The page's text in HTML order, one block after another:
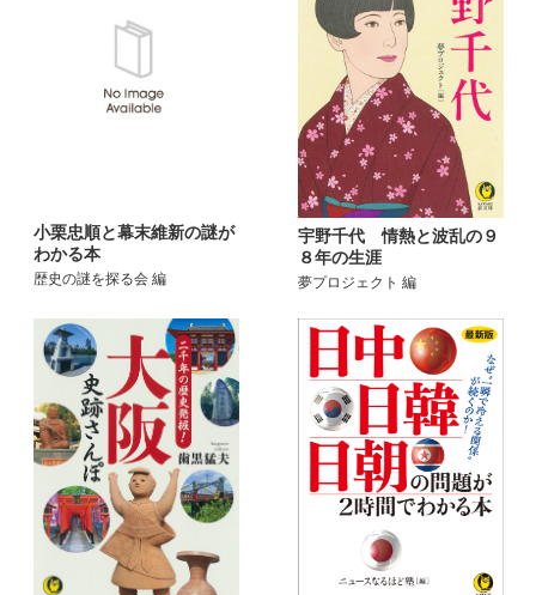
小栗忠順と幕末維新の謎が
わかる本
歴史の謎を探る会 編
宇野千代 情熱と波乱の９
８年の生涯
夢プロジェクト 編